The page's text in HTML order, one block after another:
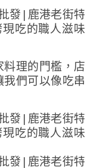
理的門檻，店
們可以像吃串